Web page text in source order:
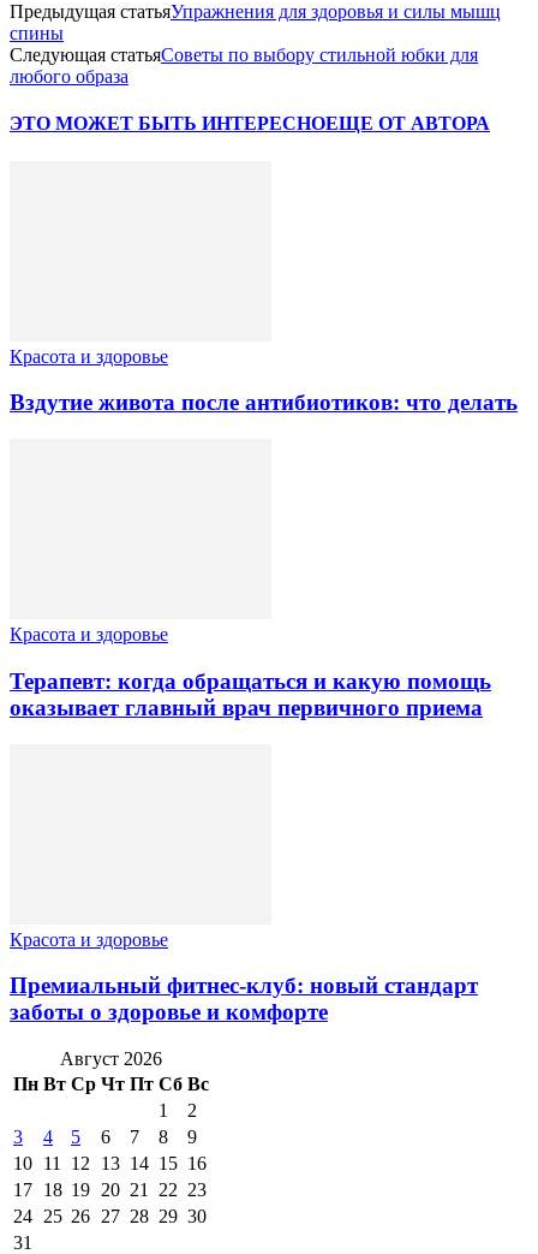
Предыдущая статьяУпражнения для здоровья и силы мышц
спины
Следующая статьяСоветы по выбору стильной юбки для
любого образа
ЭТО МОЖЕТ БЫТЬ ИНТЕРЕСНОЕЩЕ ОТ АВТОРА
Красота и здоровье
Вздутие живота после антибиотиков: что делать
Красота и здоровье
Терапевт: когда обращаться и какую помощь
оказывает главный врач первичного приема
Красота и здоровье
Премиальный фитнес-клуб: новый стандарт
заботы о здоровье и комфорте
Август 2026
Пн Вт Ср Чт Пт Сб Вс
1
2
3
4 5 6 7 8
9
10 11 12 13 14 15 16
17 18 19 20 21 22 23
24 25 26 27 28 29 30
31